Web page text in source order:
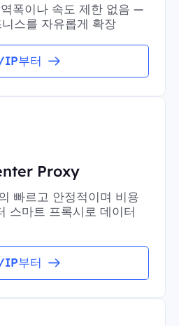
폭이나 속도 제한 없음 —
스를 자유롭게 확장
부터
Proxy
빠르고 안정적이며 비용
스마트 프록시로 데이터
부터